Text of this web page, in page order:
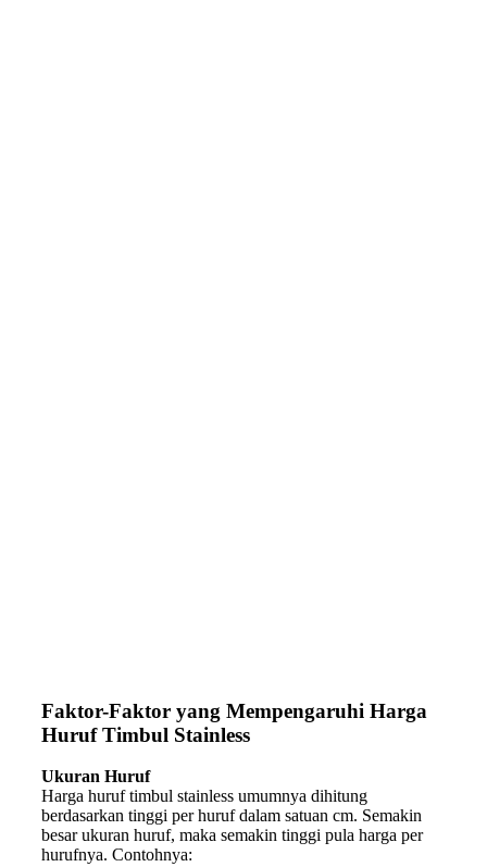
Faktor-Faktor yang Mempengaruhi Harga
Huruf Timbul Stainless
Ukuran Huruf
Harga huruf timbul stainless umumnya dihitung
berdasarkan tinggi per huruf dalam satuan cm. Semakin
besar ukuran huruf, maka semakin tinggi pula harga per
hurufnya. Contohnya: